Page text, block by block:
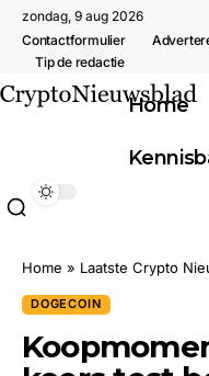
zondag, 9 aug 2026
Contactformulier
Tip de redactie
Home
Home » Laatste Crypto
DOGECOIN